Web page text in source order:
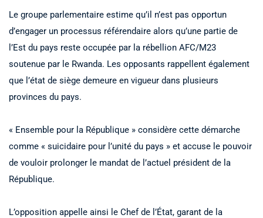
Le groupe parlementaire estime qu’il n’est pas opportun
d’engager un processus référendaire alors qu’une partie de
l’Est du pays reste occupée par la rébellion AFC/M23
soutenue par le Rwanda. Les opposants rappellent également
que l’état de siège demeure en vigueur dans plusieurs
provinces du pays.
« Ensemble pour la République » considère cette démarche
comme « suicidaire pour l’unité du pays » et accuse le pouvoir
de vouloir prolonger le mandat de l’actuel président de la
République.
L’opposition appelle ainsi le Chef de l’État, garant de la